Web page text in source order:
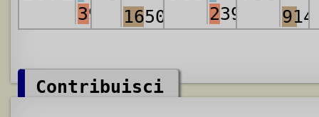
396
1650
239
914
Contribuisci